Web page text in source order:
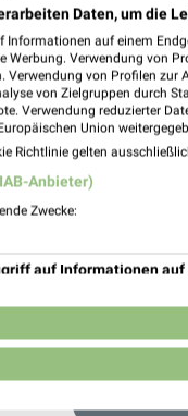
Daten, um die
Informationen auf einem
Werbung. Verwendung von
Verwendung von Profilen zur
von Zielgruppen durch
Verwendung reduzierter
Union
Richtlinie gelten
Anbieter)
Zwecke:
auf Informationen
Daten zur Auswahl von
für personalisierte